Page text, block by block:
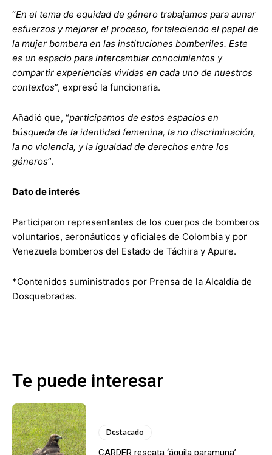
“En el tema de equidad de género trabajamos para aunar
esfuerzos y mejorar el proceso, fortaleciendo el papel de
la mujer bombera en las instituciones bomberiles. Este
es un espacio para intercambiar conocimientos y
compartir experiencias vividas en cada uno de nuestros
contextos”, expresó la funcionaria.
Añadió que, “participamos de estos espacios en
búsqueda de la identidad femenina, la no discriminación,
la no violencia, y la igualdad de derechos entre los
géneros”.
Dato de interés
Participaron representantes de los cuerpos de bomberos
voluntarios, aeronáuticos y oficiales de Colombia y por
Venezuela bomberos del Estado de Táchira y Apure.
*Contenidos suministrados por Prensa de la Alcaldía de
Dosquebradas.
Te puede interesar
Destacado
CARDER rescata ‘águila paramuna’